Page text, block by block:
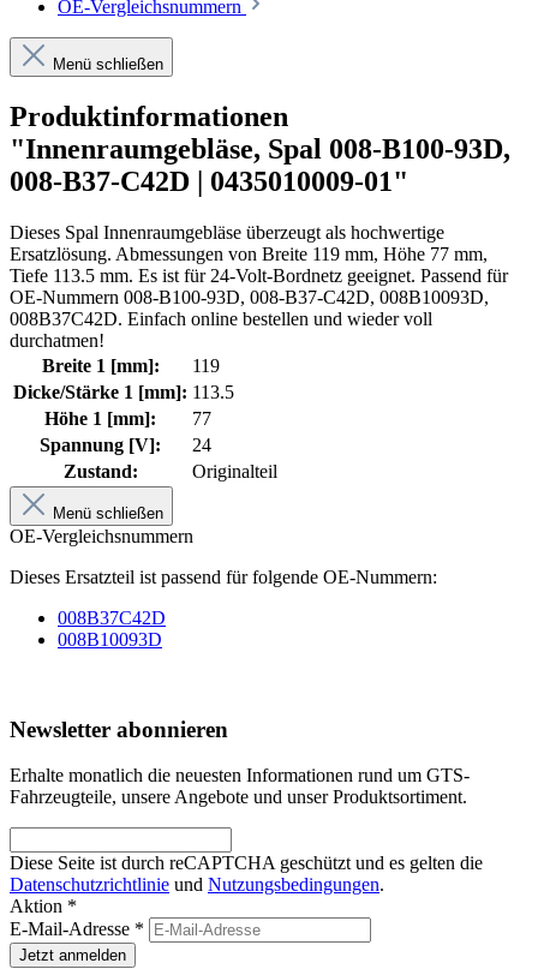
OE-Vergleichsnummern
Menü schließen
Produktinformationen
"Innenraumgebläse, Spal 008-B100-93D,
008-B37-C42D | 0435010009-01"
Dieses Spal Innenraumgebläse überzeugt als hochwertige
Ersatzlösung. Abmessungen von Breite 119 mm, Höhe 77 mm,
Tiefe 113.5 mm. Es ist für 24-Volt-Bordnetz geeignet. Passend für
OE-Nummern 008-B100-93D, 008-B37-C42D, 008B10093D,
008B37C42D. Einfach online bestellen und wieder voll
durchatmen!
Breite 1 [mm]:
119
Dicke/Stärke 1 [mm]: 113.5
Höhe 1 [mm]:
77
Spannung [V]:
24
Zustand:
Originalteil
Menü schließen
OE-Vergleichsnummern
Dieses Ersatzteil ist passend für folgende OE-Nummern:
008B37C42D
008B10093D
Newsletter abonnieren
Erhalte monatlich die neuesten Informationen rund um GTS-
Fahrzeugteile, unsere Angebote und unser Produktsortiment.
Diese Seite ist durch reCAPTCHA geschützt und es gelten die
Datenschutzrichtlinie und Nutzungsbedingungen.
Aktion *
E-Mail-Adresse *
Jetzt anmelden